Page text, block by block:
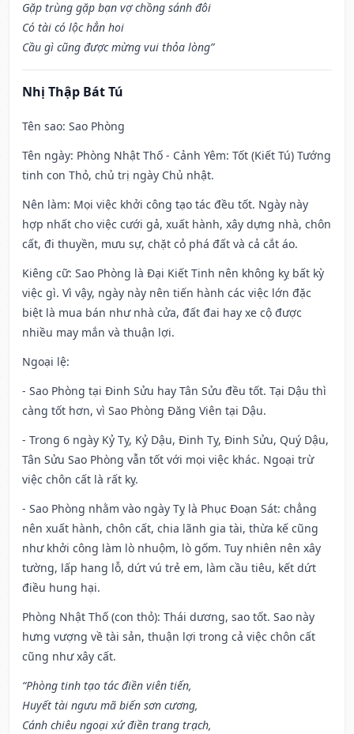
Gặp trùng gặp bạn vợ chồng sánh đôi
Có tài có lộc hẳn hoi
Cầu gì cũng được mừng vui thỏa lòng”
Nhị Thập Bát Tú
Tên sao: Sao Phòng
Tên ngày: Phòng Nhật Thố - Cảnh Yêm: Tốt (Kiết Tú) Tướng
tinh con Thỏ, chủ trị ngày Chủ nhật.
Nên làm: Mọi việc khởi công tạo tác đều tốt. Ngày này
hợp nhất cho việc cưới gả, xuất hành, xây dựng nhà, chôn
cất, đi thuyền, mưu sự, chặt cỏ phá đất và cả cắt áo.
Kiêng cữ: Sao Phòng là Đại Kiết Tinh nên không kỵ bất kỳ
việc gì. Vì vậy, ngày này nên tiến hành các việc lớn đặc
biệt là mua bán như nhà cửa, đất đai hay xe cộ được
nhiều may mắn và thuận lợi.
Ngoại lệ:
- Sao Phòng tại Đinh Sửu hay Tân Sửu đều tốt. Tại Dậu thì
càng tốt hơn, vì Sao Phòng Đăng Viên tại Dậu.
- Trong 6 ngày Kỷ Tỵ, Kỷ Dậu, Đinh Tỵ, Đinh Sửu, Quý Dậu,
Tân Sửu Sao Phòng vẫn tốt với mọi việc khác. Ngoại trừ
việc chôn cất là rất kỵ.
- Sao Phòng nhằm vào ngày Tỵ là Phục Đoạn Sát: chẳng
nên xuất hành, chôn cất, chia lãnh gia tài, thừa kế cũng
như khởi công làm lò nhuộm, lò gốm. Tuy nhiên nên xây
tường, lấp hang lỗ, dứt vú trẻ em, làm cầu tiêu, kết dứt
điều hung hại.
Phòng Nhật Thố (con thỏ): Thái dương, sao tốt. Sao này
hưng vượng về tài sản, thuận lợi trong cả việc chôn cất
cũng như xây cất.
“Phòng tinh tạo tác điền viên tiến,
Huyết tài ngưu mã biến sơn cương,
Cánh chiêu ngoại xứ điền trang trạch,